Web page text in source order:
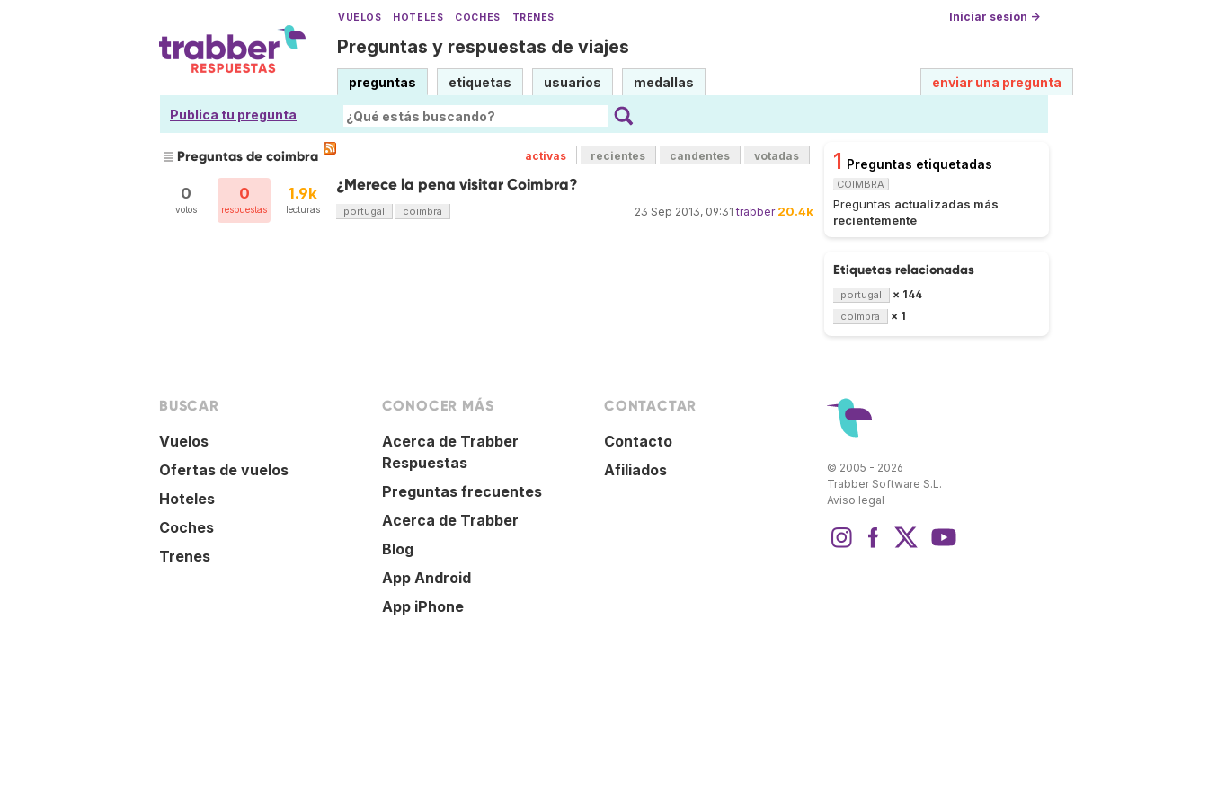
VUELOS HOTELES COCHES TRENES Iniciar sesión →
Preguntas y respuestas de viajes
preguntas etiquetas usuarios medallas enviar una pregunta
Publica tu pregunta
Preguntas de coimbra activas recientes candentes votadas
0
votos
0
respuestas
1.9k
lecturas
¿Merece la pena visitar Coimbra?
23 Sep 2013, 09:31 trabber 20.4k
portugal coimbra
1 Preguntas etiquetadas
COIMBRA
Preguntas actualizadas más
recientemente
Etiquetas relacionadas
portugal × 144
coimbra × 1
BUSCAR
Vuelos
Ofertas de vuelos
Hoteles
Coches
Trenes
CONOCER MÁS
Acerca de Trabber
Respuestas
Preguntas frecuentes
Acerca de Trabber
Blog
App Android
App iPhone
CONTACTAR
Contacto
Afiliados
© 2005 - 2026
Trabber Software S.L.
Aviso legal